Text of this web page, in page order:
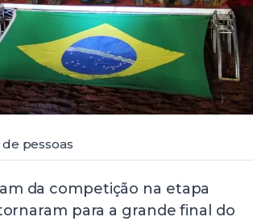
pessoas
da competição na etapa
para a grande final do